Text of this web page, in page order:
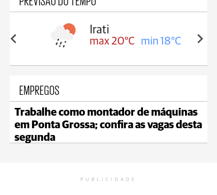
18°C
Irati
max 20°C min 18°C
EMPREGOS
Trabalhe como montador de máquinas
em Ponta Grossa; confira as vagas desta
segunda
PUBLICIDADE